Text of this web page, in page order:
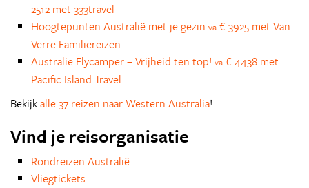
2512 met 333travel
Hoogtepunten Australië met je gezin va € 3925 met Van
Verre Familiereizen
Australië Flycamper – Vrijheid ten top! va € 4438 met
Pacific Island Travel
Bekijkalle 37 reizen naar Western Australia!
Vind je reisorganisatie
Rondreizen Australië
Vliegtickets